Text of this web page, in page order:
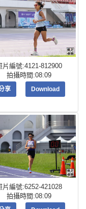
片編號:4121-812900
拍攝時間:08:09
享 Download
片編號:6252-421028
拍攝時間:08:09